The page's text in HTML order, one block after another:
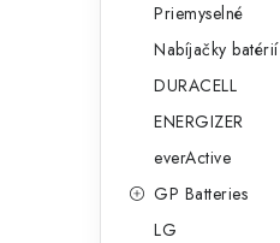
Priemyselné
Nabíjačky batérií
DURACELL
ENERGIZER
everActive
GP Batteries
LG